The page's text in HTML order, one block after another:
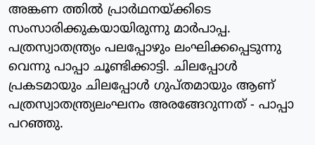
അങ്കണ ത്തില്‍ പ്രാര്‍ഥനയ്ക്കിടെ
സംസാരിക്കുകയായിരുന്നു മാര്‍പാപ്പ.
പത്രസ്വാതന്ത്ര്യം പലപ്പോഴും ലംഘിക്കപ്പെടുന്നു
വെന്നു പാപ്പാ ചൂണ്ടിക്കാട്ടി. ചിലപ്പോള്‍
പ്രകടമായും ചിലപ്പോള്‍ ഗുപ്തമായും ആണ്
പത്രസ്വാതന്ത്ര്യലംഘനം അരങ്ങേറുന്നത് - പാപ്പാ
പറഞ്ഞു.